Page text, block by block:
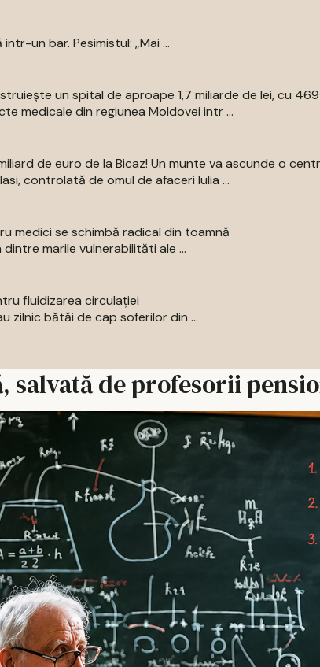
un bar. Pesimistul: „Mai ...
un spital de aproape 1,7 miliarde de lei, cu
medicale din regiunea Moldovei intr ...
de euro de la Bicaz! Un munte va ascunde o
controlată de omul de afaceri Iulia ...
medici se schimbă radical din toamnă
marile vulnerabilităti ale ...
fluidizarea circulației
zilnic bătăi de cap soferilor din ...
salvată de profesorii